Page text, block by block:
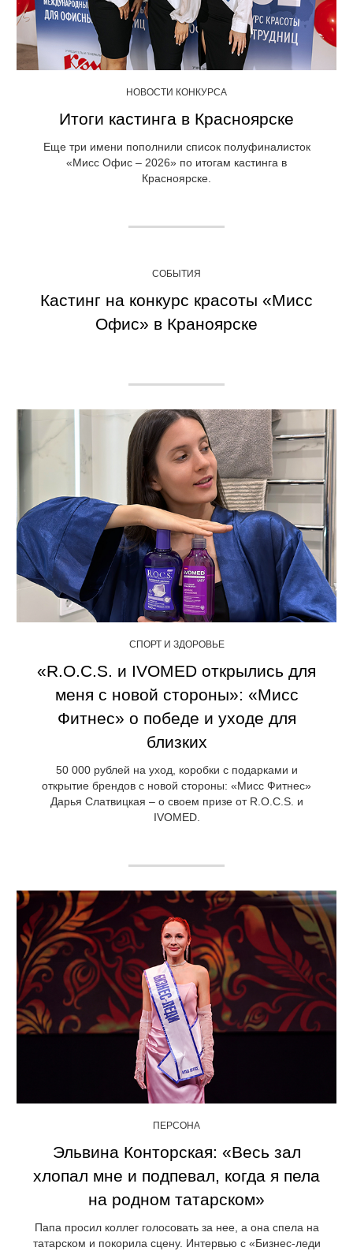
НОВОСТИ КОНКУРСА
Итоги кастинга в Красноярске
Еще три имени пополнили список полуфиналисток
«Мисс Офис – 2026» по итогам кастинга в
Красноярске.
СОБЫТИЯ
Кастинг на конкурс красоты «Мисс
Офис» в Краноярске
СПОРТ И ЗДОРОВЬЕ
«R.O.C.S. и IVOMED открылись для
меня с новой стороны»: «Мисс
Фитнес» о победе и уходе для
близких
50 000 рублей на уход, коробки с подарками и
открытие брендов с новой стороны: «Мисс Фитнес»
Дарья Слатвицкая – о своем призе от R.O.C.S. и
IVOMED.
ПЕРСОНА
Эльвина Конторская: «Весь зал
хлопал мне и подпевал, когда я пела
на родном татарском»
Папа просил коллег голосовать за нее, а она спела на
татарском и покорила сцену. Интервью с «Бизнес-леди